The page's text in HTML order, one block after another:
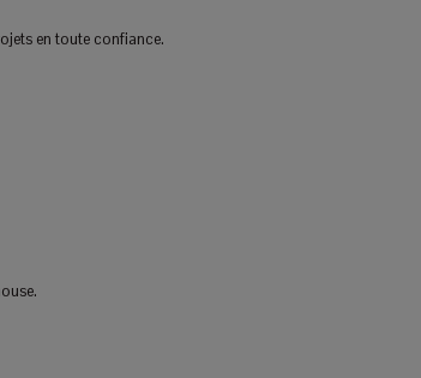
en toute confiance.